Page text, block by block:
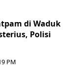
di Waduk
Polisi
PM